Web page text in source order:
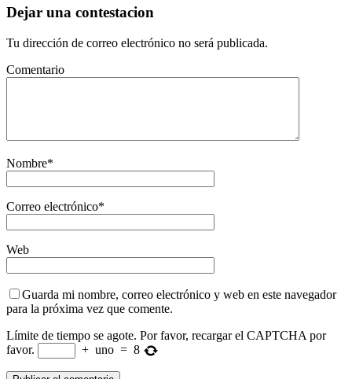
Dejar una contestacion
Tu dirección de correo electrónico no será publicada.
Comentario
Nombre*
Correo electrónico*
Web
Guarda mi nombre, correo electrónico y web en este navegador
para la próxima vez que comente.
Límite de tiempo se agote. Por favor, recargar el CAPTCHA por
favor.
+ uno = 8